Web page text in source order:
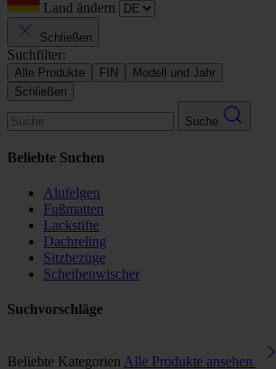
Land ändern
Schließen
Suchfilter:
Alle Produkte FIN
Modell und Jahr
Schließen
Suche
Beliebte Suchen
Alufelgen
Fußmatten
Lackstifte
Dachreling
Sitzbezüge
Scheibenwischer
Suchvorschläge
Beliebte Kategorien Alle Produkte ansehen